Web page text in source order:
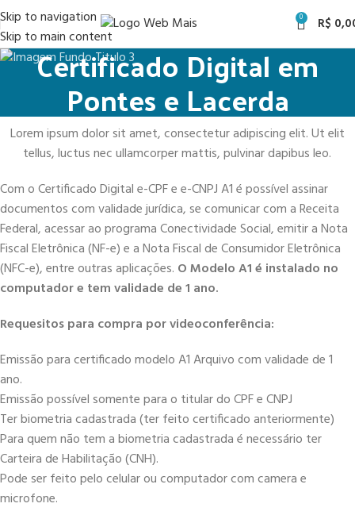
Skip to navigation
Skip to main content
0 R$
Certificado Digital em
Pontes e Lacerda
Lorem ipsum dolor sit amet, consectetur adipiscing elit. Ut elit
tellus, luctus nec ullamcorper mattis, pulvinar dapibus leo.
Com o Certificado Digital e-CPF e e-CNPJ A1 é possível assinar
documentos com validade jurídica, se comunicar com a Receita
Federal, acessar ao programa Conectividade Social, emitir a Nota
Fiscal Eletrônica (NF-e) e a Nota Fiscal de Consumidor Eletrônica
(NFC-e), entre outras aplicações. O Modelo A1 é instalado no
computador e tem validade de 1 ano.
Requesitos para compra por videoconferência:
Emissão para certificado modelo A1 Arquivo com validade de 1
ano.
Emissão possível somente para o titular do CPF e CNPJ
Ter biometria cadastrada (ter feito certificado anteriormente)
Para quem não tem a biometria cadastrada é necessário ter
Carteira de Habilitação (CNH).
Pode ser feito pelo celular ou computador com camera e
microfone.